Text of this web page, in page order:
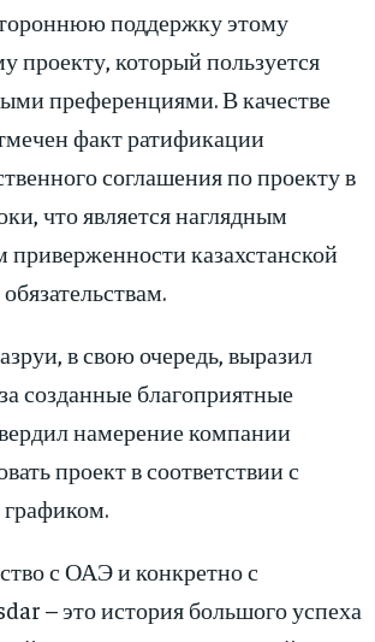
поддержку этому
проекту, который пользуется
преференциями. В качестве
факт ратификации
соглашения по проекту в
что является наглядным
приверженности казахстанской
в свою очередь, выразил
созданные благоприятные
намерение компании
проект в соответствии с
с ОАЭ и конкретно с
– это история большого успеха